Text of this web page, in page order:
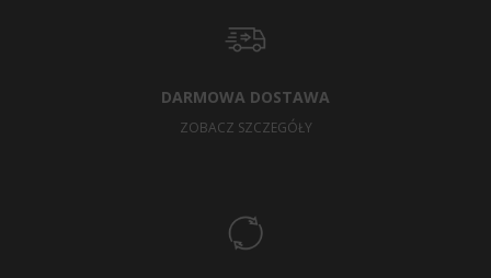
DARMOWA DOSTAWA
ZOBACZ SZCZEGÓŁY